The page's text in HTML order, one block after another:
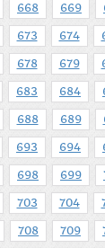
668 669
673 674
678 679
683 684
688 689
693 694
698 699
703 704
708 709